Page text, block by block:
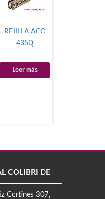
REJILLA ACO
435Q
Leer más
COLIBRÍ DE
Cortines 307,